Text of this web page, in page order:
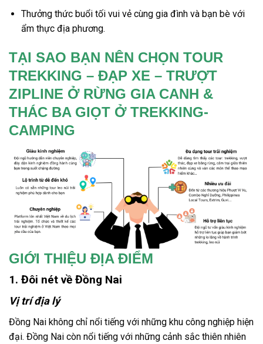
Thưởng thức buổi tối vui vẻ cùng gia đình và bạn bè với
ẩm thực địa phương.
TẠI SAO BẠN NÊN CHỌN TOUR
TREKKING – ĐẠP XE – TRƯỢT
ZIPLINE Ở RỪNG GIA CANH &
THÁC BA GIỌT Ở TREKKING-
CAMPING
GIỚI THIỆU ĐỊA ĐIỂM
1. Đôi nét về Đồng Nai
Vị trí địa lý
Đồng Nai không chỉ nổi tiếng với những khu công nghiệp hiện
đại. Đồng Nai còn nổi tiếng với những cảnh sắc thiên nhiên